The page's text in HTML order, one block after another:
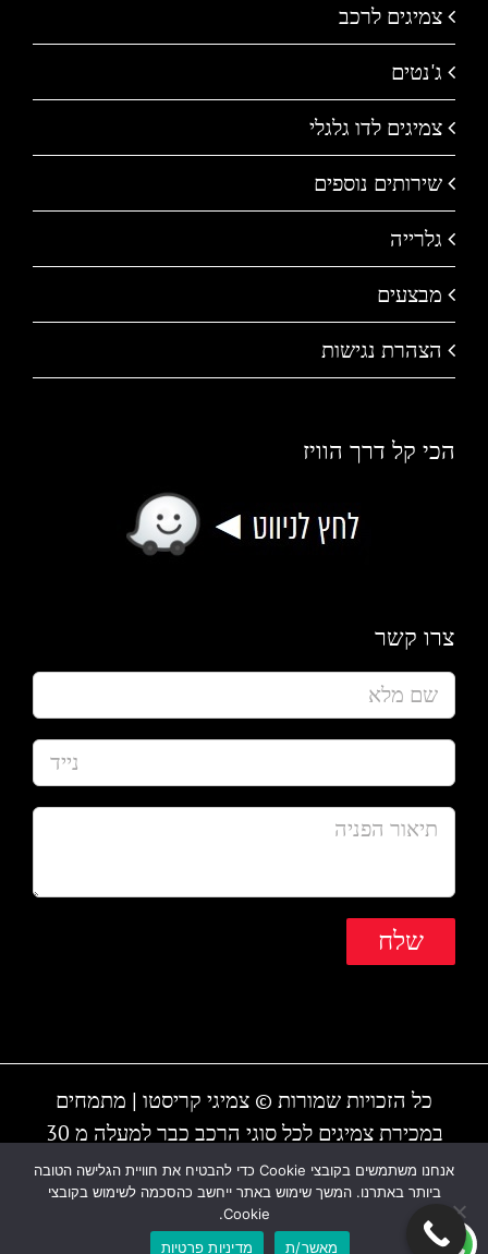
צמיגים לרכב
ג'נטים
צמיגים לדו גלגלי
שירותים נוספים
גלרייה
מבצעים
הצהרת נגישות
הכי קל דרך הוויז
צרו קשר
כל הזכויות שמורות © צמיגי קריסטו | מתמחים
במכירת צמיגים לכל סוגי הרכב כבר למעלה מ 30
שנה | המקום עובד גם בשבת | חייגו - 1-700-700-
810 או 03-6838895
אנחנו משתמשים בקובצי Cookie כדי להבטיח את חוויית הגלישה הטובה
ביותר באתרנו. המשך שימוש באתר ייחשב כהסכמה לשימוש בקובצי
Cookie.
מאשר/ת
מדיניות פרטיות